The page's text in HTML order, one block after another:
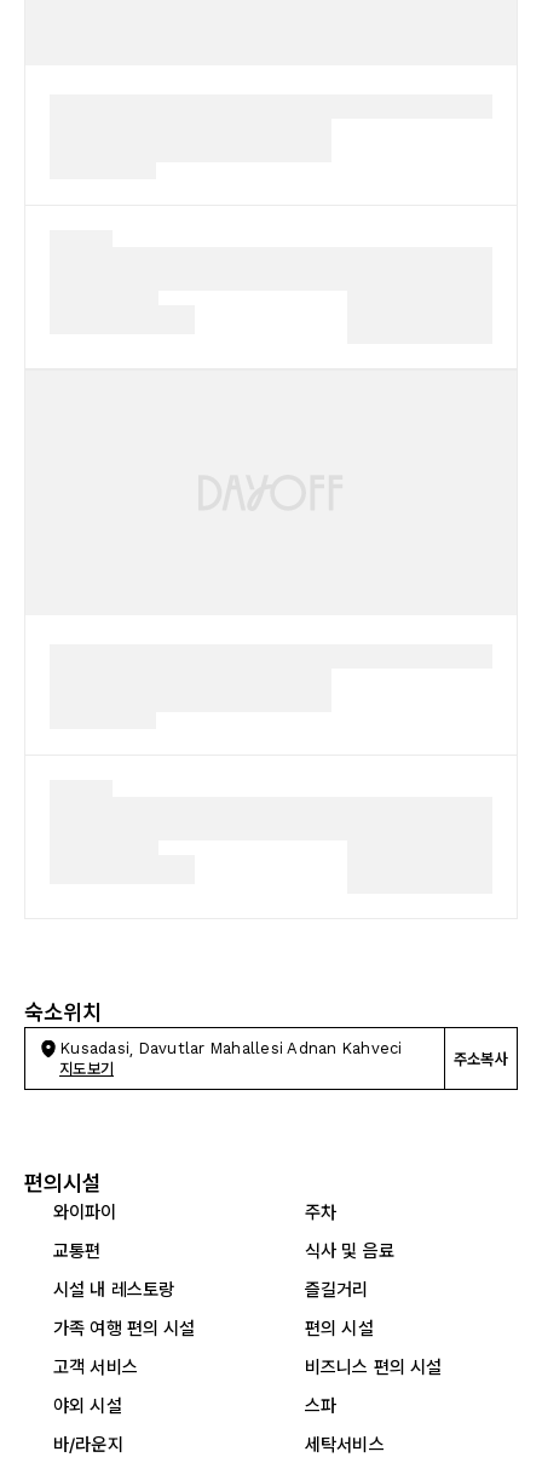
숙소위치
Kusadasi, Davutlar Mahallesi Adnan Kahveci
지도보기
주소복사
편의시설
와이파이
주차
교통편
식사 및 음료
시설 내 레스토랑
즐길거리
가족 여행 편의 시설
편의 시설
고객 서비스
비즈니스 편의 시설
야외 시설
스파
바/라운지
세탁서비스